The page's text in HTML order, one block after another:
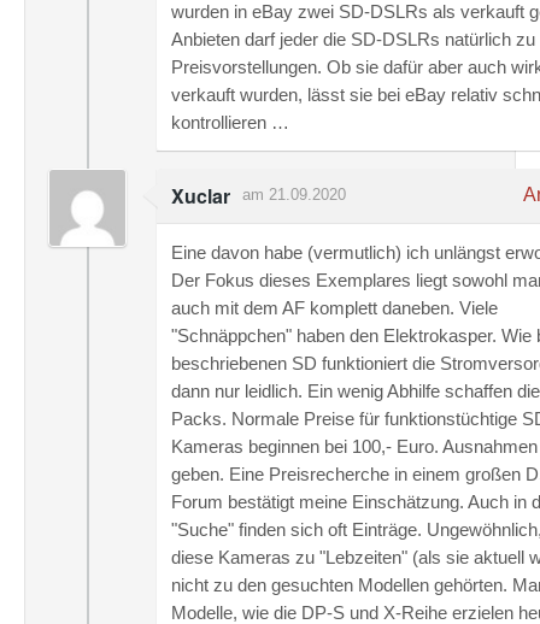
wurden in eBay zwei SD-DSLRs als verkauft
Anbieten darf jeder die SD-DSLRs natürlich zu
Preisvorstellungen. Ob sie dafür aber auch
verkauft wurden, lässt sie bei eBay relativ
kontrollieren …
Xuclar am 21.09.2020
Eine davon habe (vermutlich) ich unlängst
Der Fokus dieses Exemplares liegt sowohl
auch mit dem AF komplett daneben. Viele
"Schnäppchen" haben den Elektrokasper. Wie
beschriebenen SD funktioniert die
dann nur leidlich. Ein wenig Abhilfe schaffen
Packs. Normale Preise für funktionstüchtige
Kameras beginnen bei 100,- Euro.
geben. Eine Preisrecherche in einem großen
Forum bestätigt meine Einschätzung. Auch in
"Suche" finden sich oft Einträge.
diese Kameras zu "Lebzeiten" (als sie aktuell
nicht zu den gesuchten Modellen gehörten.
Modelle, wie die DP-S und X-Reihe erzielen